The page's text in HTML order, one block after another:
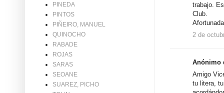
trabajo.
Club.
2 de
Anónimo
Amigo
tu litera,
PINEDA
PINTOS
PIÑEIRO, MANUEL
QUINOCHO
RABADE
ROJAS
SARAS
SEOANE
SUAREZ, PICHO